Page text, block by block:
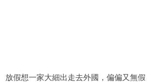
放假想一家大細出走去外國，偏偏又無